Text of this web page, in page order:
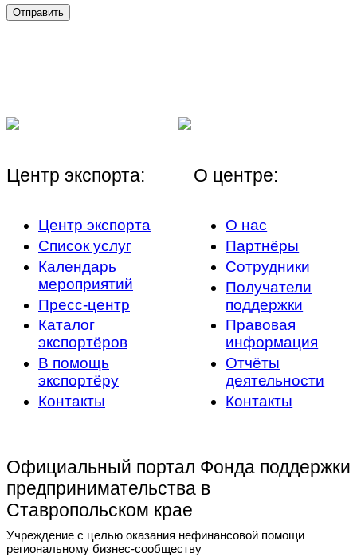
Отправить
Центр экспорта:
Центр экспорта
Список услуг
Календарь
мероприятий
Пресс-центр
Каталог
экспортёров
В помощь
экспортёру
Контакты
О центре:
О нас
Партнёры
Сотрудники
Получатели
поддержки
Правовая
информация
Отчёты
деятельности
Контакты
Официальный портал Фонда поддержки
предпринимательства в
Ставропольском крае
Учреждение с целью оказания нефинансовой помощи
региональному бизнес-сообществу